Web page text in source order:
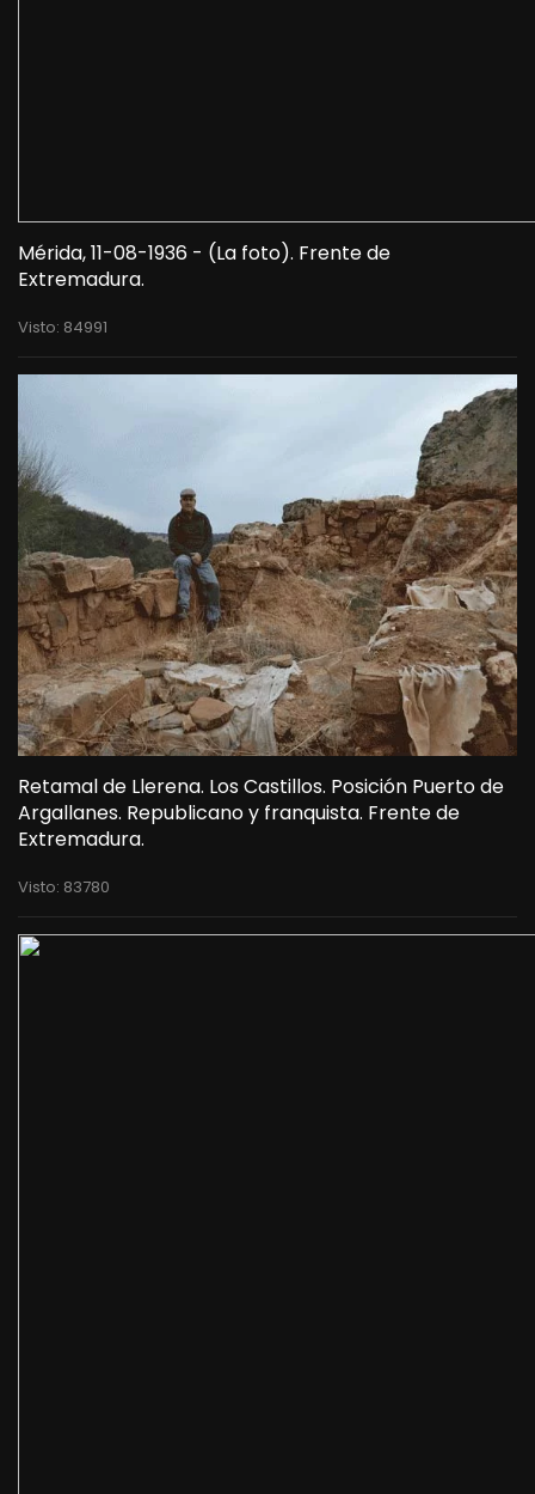
Mérida, 11-08-1936 - (La foto). Frente de
Extremadura.
Visto: 84991
Retamal de Llerena. Los Castillos. Posición Puerto de
Argallanes. Republicano y franquista. Frente de
Extremadura.
Visto: 83780